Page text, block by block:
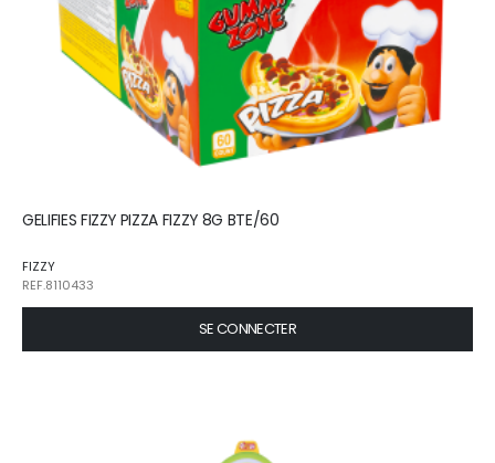
GELIFIES FIZZY PIZZA FIZZY 8G BTE/60
FIZZY
REF.8110433
SE CONNECTER